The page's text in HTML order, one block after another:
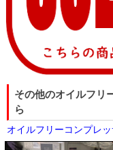
その他のオイルフリ
ら
オイルフリーコンプレ